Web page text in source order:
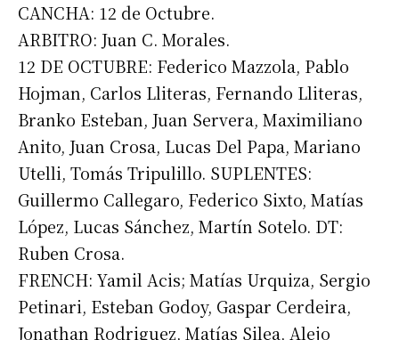
CANCHA: 12 de Octubre.
ARBITRO: Juan C. Morales.
12 DE OCTUBRE: Federico Mazzola, Pablo
Hojman, Carlos Lliteras, Fernando Lliteras,
Branko Esteban, Juan Servera, Maximiliano
Anito, Juan Crosa, Lucas Del Papa, Mariano
Utelli, Tomás Tripulillo. SUPLENTES:
Guillermo Callegaro, Federico Sixto, Matías
López, Lucas Sánchez, Martín Sotelo. DT:
Ruben Crosa.
FRENCH: Yamil Acis; Matías Urquiza, Sergio
Petinari, Esteban Godoy, Gaspar Cerdeira,
Jonathan Rodriguez, Matías Silea, Alejo